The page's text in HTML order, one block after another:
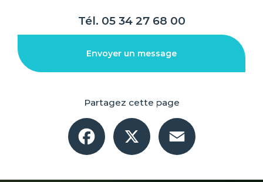
Tél. 05 34 27 68 00
Envoyer un message
Partagez cette page
Facebook